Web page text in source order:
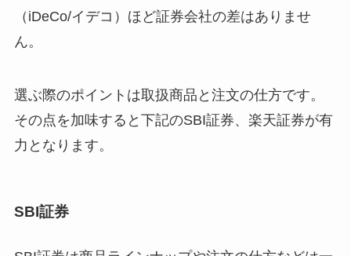
（iDeCo/イデコ）ほど証券会社の差はありませ
ん。
選ぶ際のポイントは取扱商品と注文の仕方です。
その点を加味すると下記のSBI証券、楽天証券が有
力となります。
SBI証券